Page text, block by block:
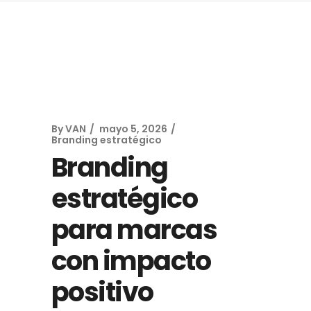
ByVAN
mayo 5, 2026
Branding estratégico
Branding
estratégico
para marcas
con impacto
positivo